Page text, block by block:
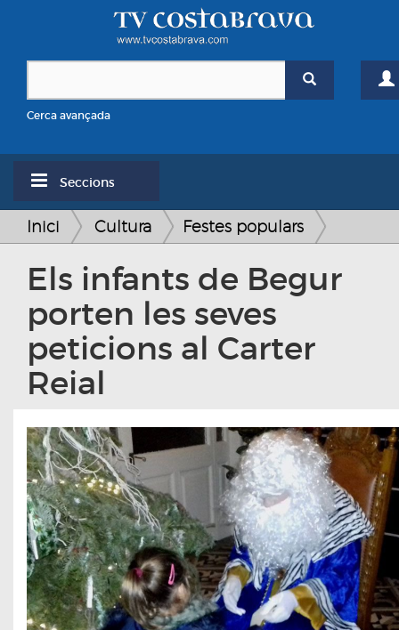
Cerca avançada
Seccions
Inici Cultura Festes populars
Els infants de Begur
porten les seves
peticions al Carter
Reial